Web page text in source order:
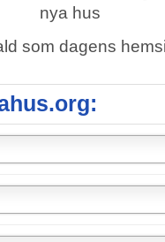
nya hus
som dagens